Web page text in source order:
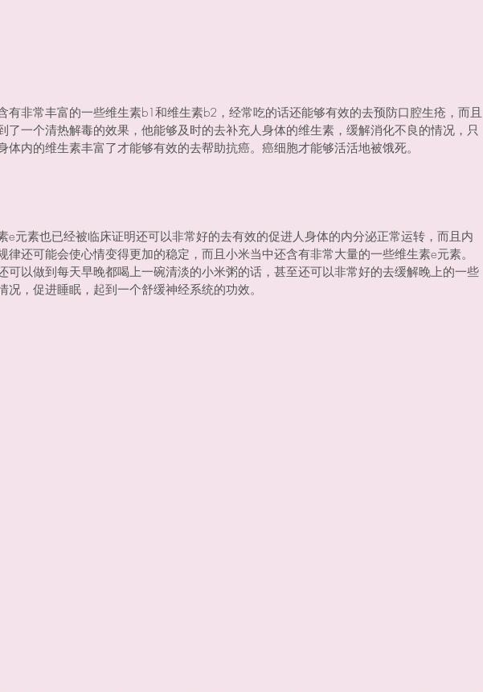
有非常丰富的一些维生素b1和维生素b2，经常吃的话还能够有效的去预防口腔生疮，而且
了一个清热解毒的效果，他能够及时的去补充人身体的维生素，缓解消化不良的情况，只
体内的维生素丰富了才能够有效的去帮助抗癌。癌细胞才能够活活地被饿死。
e元素也已经被临床证明还可以非常好的去有效的促进人身体的内分泌正常运转，而且内
律还可能会使心情变得更加的稳定，而且小米当中还含有非常大量的一些维生素e元素。
可以做到每天早晚都喝上一碗清淡的小米粥的话，甚至还可以非常好的去缓解晚上的一些
况，促进睡眠，起到一个舒缓神经系统的功效。